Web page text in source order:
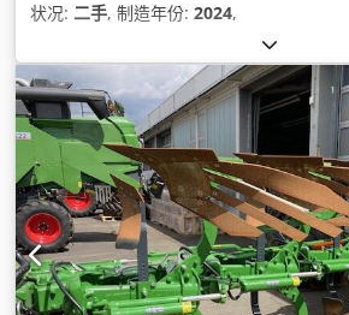
状况: 二手, 制造年份: 2024,